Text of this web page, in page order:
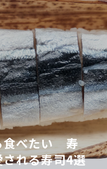
食べたい 寿
れる寿司4選